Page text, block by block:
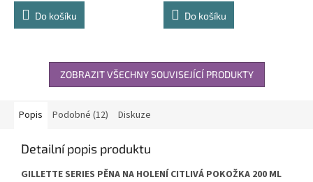
Do košíku Do košíku
ZOBRAZIT VŠECHNY SOUVISEJÍCÍ PRODUKTY
Popis Podobné (12) Diskuze
Detailní popis produktu
GILLETTE SERIES PĚNA NA HOLENÍ CITLIVÁ POKOŽKA 200 ML